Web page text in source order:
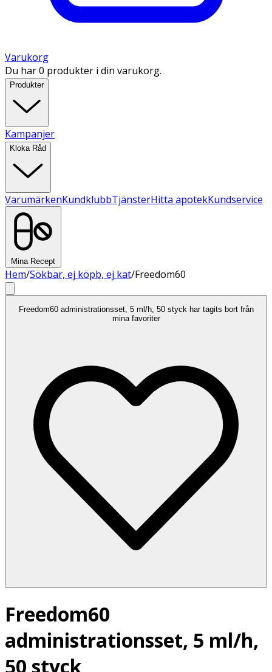
Varukorg
Du har 0 produkter i din varukorg.
Produkter
Kampanjer
Kloka Råd
VarumärkenKundklubbTjänsterHitta apotekKundservice
Mina Recept
Hem/Sökbar, ej köpb, ej kat/Freedom60
Freedom60 administrationsset, 5 ml/h, 50 styck har tagits bort från
mina favoriter
Freedom60
administrationsset, 5 ml/h,
50 styck